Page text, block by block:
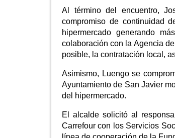
Al término del encuentro,
compromiso de continuidad
hipermercado generando
colaboración con la Agencia
posible, la contratación local,
Asimismo, Luengo se
Ayuntamiento de San Javier
del hipermercado.
El alcalde solicitó al
Carrefour con los Servicios